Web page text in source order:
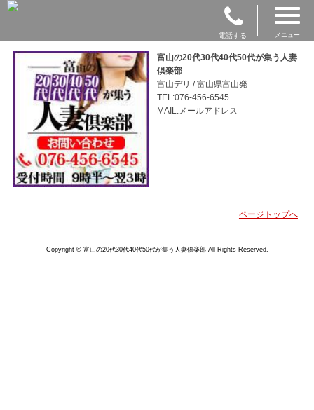
電話する メニュー
富山の20代30代40代50代が集う人妻
倶楽部
富山デリ / 富山県富山発
TEL:076-456-6545
MAIL:メールアドレス
ページトップへ
Copyright © 富山の20代30代40代50代が集う人妻倶楽部 All Rights Reserved.